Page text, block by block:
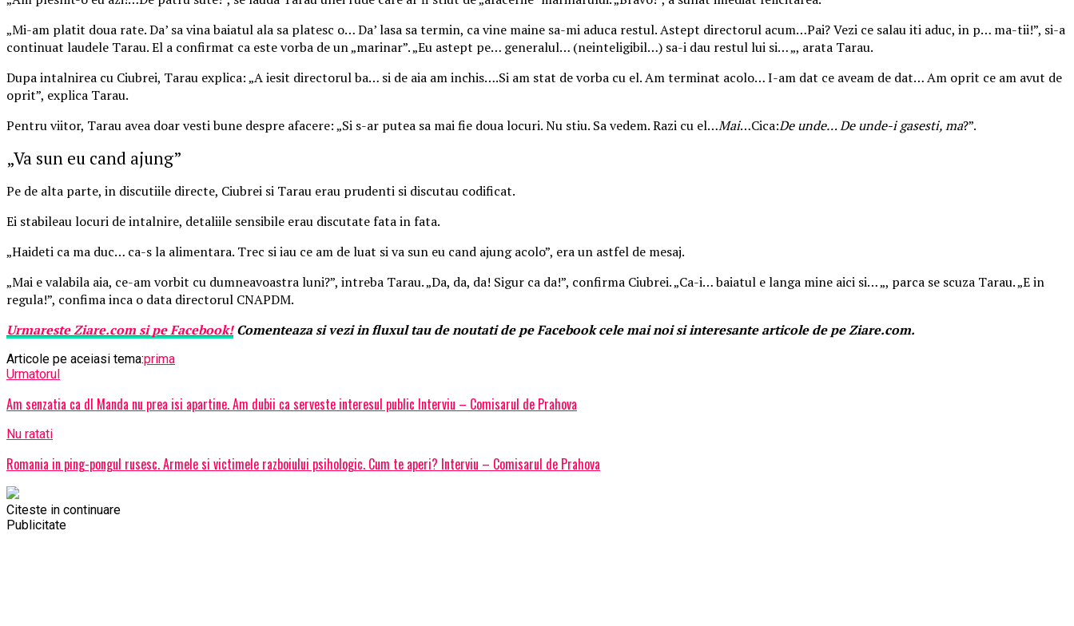
„Mi-am platit doua rate. Da’ sa vina baiatul ala sa platesc o… Da’ lasa sa termin, ca vine maine sa-mi aduca restul. Astept directorul acum…Pai? Vezi ce salau iti aduc, in p… ma-tii!”, si-a
continuat laudele Tarau. El a confirmat ca este vorba de un „marinar”. „Eu astept pe… generalul… (neinteligibil…) sa-i dau restul lui si… „, arata Tarau.
Dupa intalnirea cu Ciubrei, Tarau explica: „A iesit directorul ba… si de aia am inchis….Si am stat de vorba cu el. Am terminat acolo… I-am dat ce aveam de dat… Am oprit ce am avut de
oprit”, explica Tarau.
Pentru viitor, Tarau avea doar vesti bune despre afacere: „Si s-ar putea sa mai fie doua locuri. Nu stiu. Sa vedem. Razi cu el…Mai…Cica:De unde… De unde-i gasesti, ma?”.
„Va sun eu cand ajung”
Pe de alta parte, in discutiile directe, Ciubrei si Tarau erau prudenti si discutau codificat.
Ei stabileau locuri de intalnire, detaliile sensibile erau discutate fata in fata.
„Haideti ca ma duc… ca-s la alimentara. Trec si iau ce am de luat si va sun eu cand ajung acolo”, era un astfel de mesaj.
„Mai e valabila aia, ce-am vorbit cu dumneavoastra luni?”, intreba Tarau. „Da, da, da! Sigur ca da!”, confirma Ciubrei. „Ca-i… baiatul e langa mine aici si… „, parca se scuza Tarau. „E in
regula!”, confima inca o data directorul CNAPDM.
UrmaresteZiare.comsi pe Facebook!Comenteaza si vezi in fluxul tau de noutati de pe Facebook cele mai noi si interesante articole de pe Ziare.com.
Articole pe aceiasi tema:prima
Urmatorul
Am senzatia ca dl Manda nu prea isi apartine. Am dubii ca serveste interesul public Interviu – Comisarul de Prahova
Nu ratati
Romania in ping-pongul rusesc. Armele si victimele razboiului psihologic. Cum te aperi? Interviu – Comisarul de Prahova
Citeste in continuare
Publicitate